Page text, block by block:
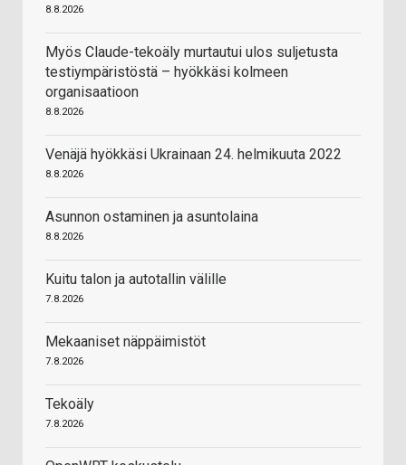
8.8.2026
Myös Claude-tekoäly murtautui ulos suljetusta
testiympäristöstä – hyökkäsi kolmeen
organisaatioon
8.8.2026
Venäjä hyökkäsi Ukrainaan 24. helmikuuta 2022
8.8.2026
Asunnon ostaminen ja asuntolaina
8.8.2026
Kuitu talon ja autotallin välille
7.8.2026
Mekaaniset näppäimistöt
7.8.2026
Tekoäly
7.8.2026